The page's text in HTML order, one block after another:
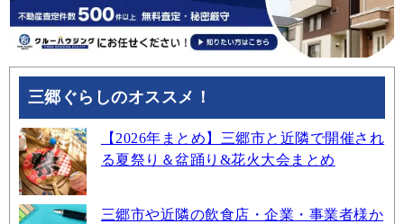
三郷ぐらしのオススメ！
【2026年まとめ】三郷市と近隣で開催され
る夏祭り＆盆踊り&花火大会まとめ
三郷市や近隣の飲食店・企業・事業者様か